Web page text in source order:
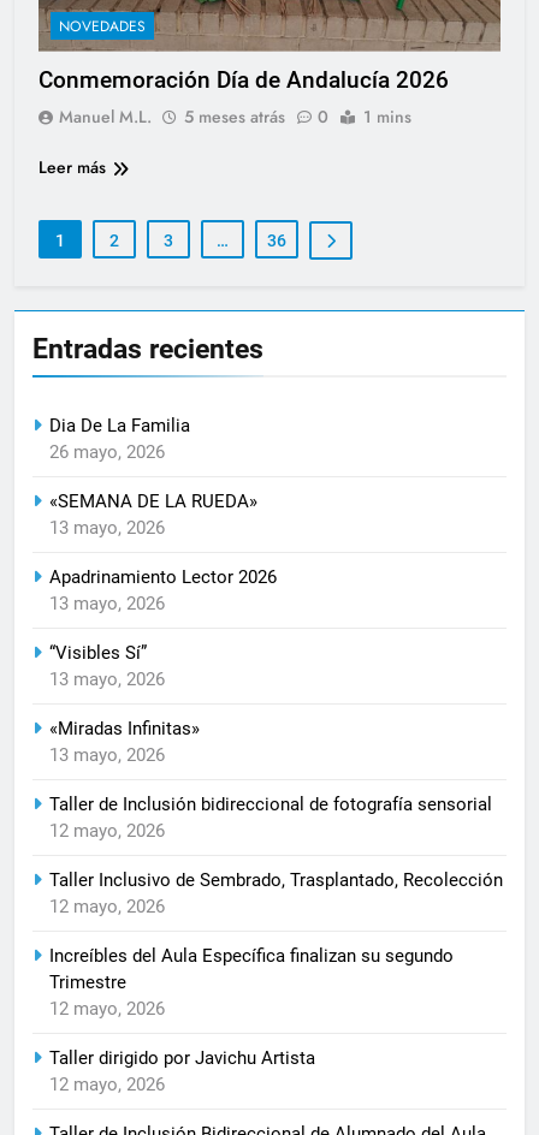
NOVEDADES
Conmemoración Día de Andalucía 2026
Manuel M.L. 5 meses atrás 0 1 mins
Leer más
1 2 3 … 36
Entradas recientes
Dia De La Familia
26 mayo, 2026
«SEMANA DE LA RUEDA»
13 mayo, 2026
Apadrinamiento Lector 2026
13 mayo, 2026
“Visibles Sí”
13 mayo, 2026
«Miradas Infinitas»
13 mayo, 2026
Taller de Inclusión bidireccional de fotografía sensorial
12 mayo, 2026
Taller Inclusivo de Sembrado, Trasplantado, Recolección
12 mayo, 2026
Increíbles del Aula Específica finalizan su segundo
Trimestre
12 mayo, 2026
Taller dirigido por Javichu Artista
12 mayo, 2026